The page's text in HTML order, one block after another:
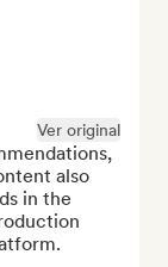
Ver original
also
in the